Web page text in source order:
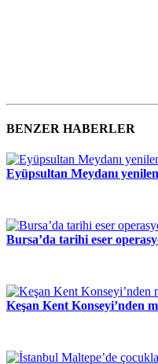
BENZER HABERLER
Eyüpsultan Meydanı
Bursa’da tarihi eser
Keşan Kent Konseyi’nden